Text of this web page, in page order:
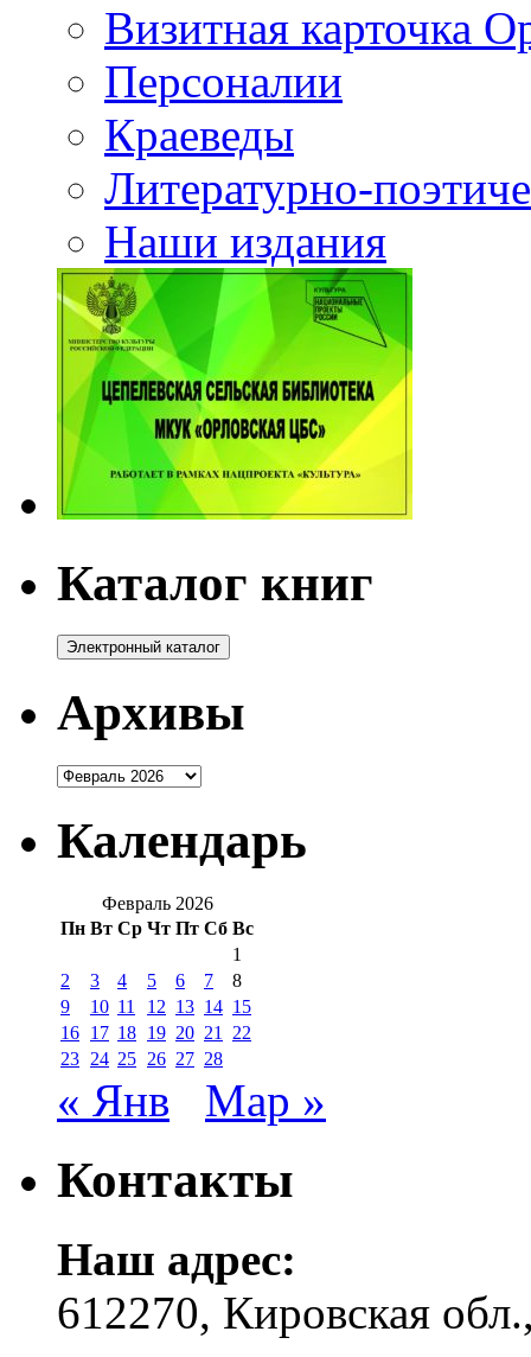
Визитная карточка
Персоналии
Краеведы
Литературно-
Наши издания
Каталог книг
Архивы
Архивы
Календарь
Февраль 2026
Пн Вт Ср Чт Пт Сб Вс
1
2
3 4 5 6 7
8
9
10 11 12 13 14 15
16 17 18 19 20 21
22
23 24 25 26 27 28
« Янв Мар »
Контакты
Наш адрес:
612270, Кировская